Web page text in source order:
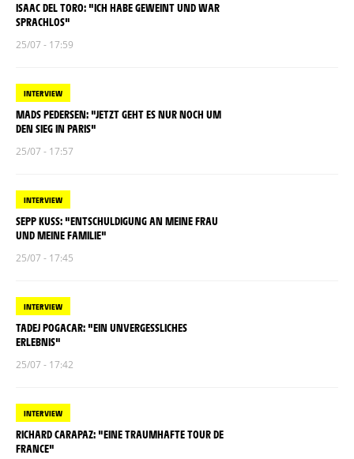
ISAAC DEL TORO: "ICH HABE GEWEINT UND WAR
SPRACHLOS"
25/07 - 17:59
INTERVIEW
MADS PEDERSEN: "JETZT GEHT ES NUR NOCH UM
DEN SIEG IN PARIS"
25/07 - 17:57
INTERVIEW
SEPP KUSS: "ENTSCHULDIGUNG AN MEINE FRAU
UND MEINE FAMILIE"
25/07 - 17:45
INTERVIEW
TADEJ POGACAR: "EIN UNVERGESSLICHES
ERLEBNIS"
25/07 - 17:42
INTERVIEW
RICHARD CARAPAZ: "EINE TRAUMHAFTE TOUR DE
FRANCE"